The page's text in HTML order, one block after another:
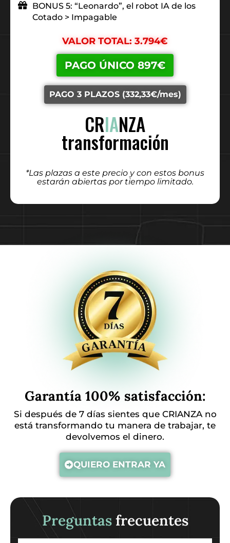
BONUS 5: “Leonardo”, el robot IA de los
Cotado > Impagable
VALOR TOTAL: 3.794€
PAGO ÚNICO 897€
PAGO 3 PLAZOS (332,33€/mes)
CRIANZA
transformación
*Las plazas a este precio y con estos bonus
estarán abiertas por tiempo limitado.
Garantía 100% satisfacción:
Si después de 7 días sientes que CRIANZA no
está transformando tu manera de trabajar, te
devolvemos el dinero.
QUIERO ENTRAR YA
Preguntasfrecuentes